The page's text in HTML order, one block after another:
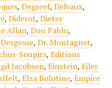
, Degreef, Delvaux,
, Diderot, Dieter
Allan, Don Pablo,
, Dr. Montagnet,
Soupirs, Editions
Jacobsen, Einstein, Ejler
, Elza Bolotine, Empire